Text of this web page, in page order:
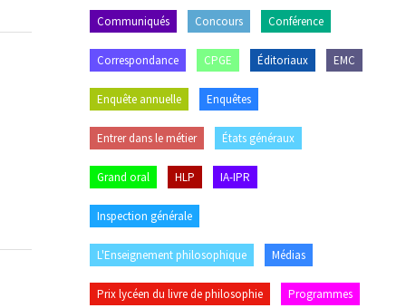
Communiqués Concours Conférence
Correspondance CPGE Éditoriaux EMC
Enquête annuelle Enquêtes
Entrer dans le métier États généraux
Grand oral HLP IA-IPR
Inspection générale
L'Enseignement philosophique Médias
Prix lycéen du livre de philosophie Programmes